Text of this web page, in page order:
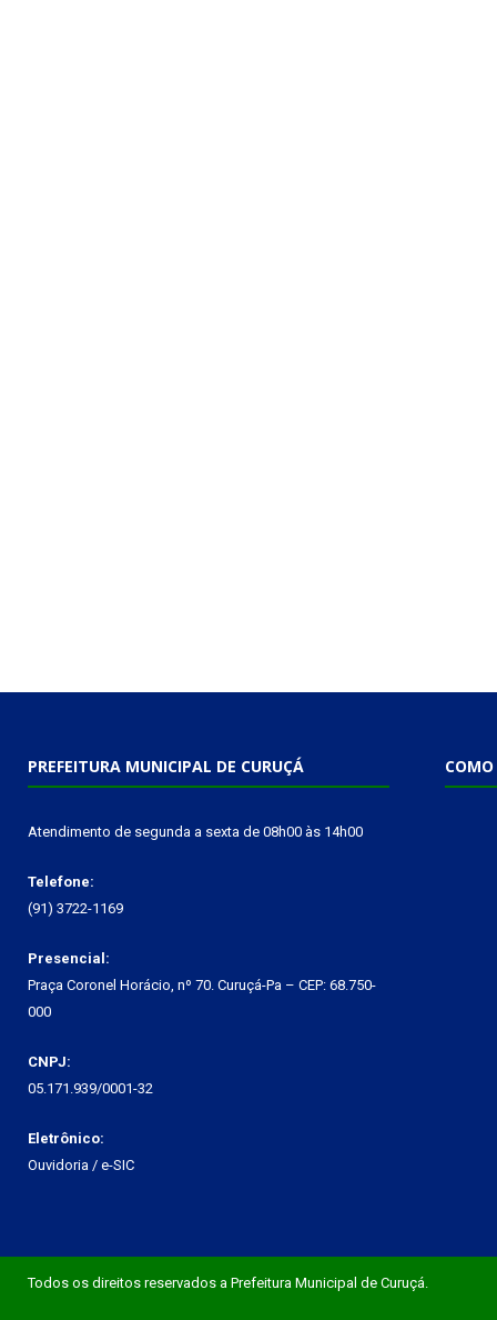
PREFEITURA MUNICIPAL DE CURUÇÁ
Atendimento de segunda a sexta de 08h00 às 14h00
Telefone:
(91) 3722-1169
Presencial:
Praça Coronel Horácio, nº 70. Curuçá-Pa – CEP: 68.750-
000
CNPJ:
05.171.939/0001-32
Eletrônico:
Ouvidoria / e-SIC
COMO
Todos os direitos reservados a Prefeitura Municipal de Curuçá.